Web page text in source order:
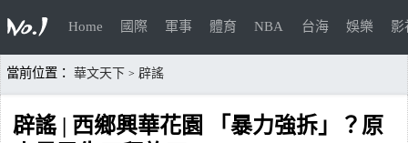
Home 國際 軍事 體育 NBA 台海 娛樂 影
當前位置： 華文天下 > 辟謠
辟謠 | 西鄉興華花園 「暴力強拆」？原